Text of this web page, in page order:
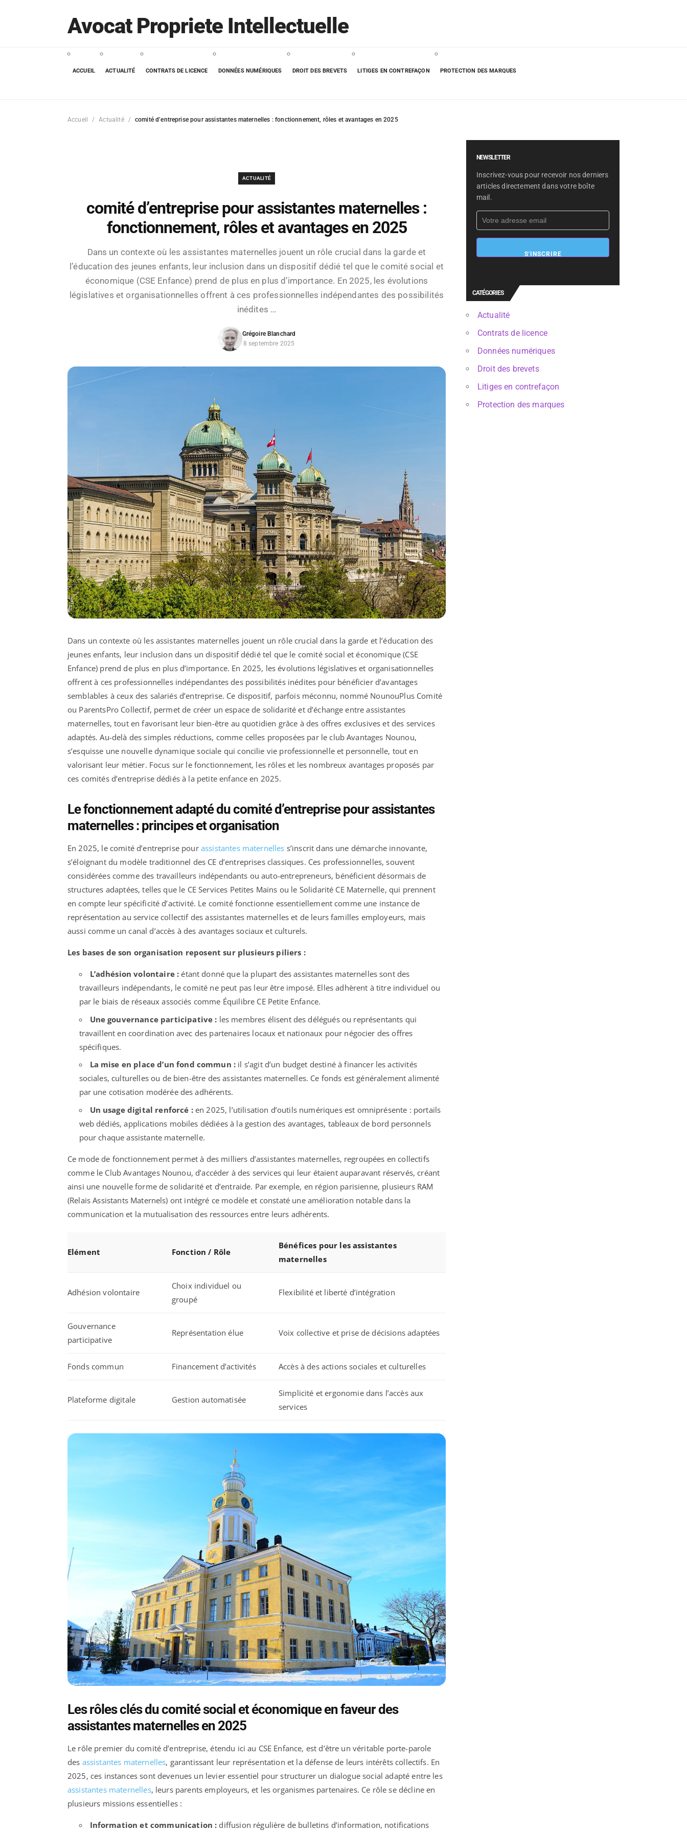
Avocat Propriete Intellectuelle
ACCUEIL ACTUALITÉ CONTRATS DE LICENCE DONNÉES NUMÉRIQUES DROIT DES BREVETS LITIGES EN CONTREFAÇON PROTECTION DES MARQUES
Accueil Actualité comité d’entreprise pour assistantes maternelles : fonctionnement, rôles et avantages en 2025
ACTUALITÉ
comité d’entreprise pour assistantes maternelles :
fonctionnement, rôles et avantages en 2025
Dans un contexte où les assistantes maternelles jouent un rôle crucial dans la garde et
l’éducation des jeunes enfants, leur inclusion dans un dispositif dédié tel que le comité social et
économique (CSE Enfance) prend de plus en plus d’importance. En 2025, les évolutions
législatives et organisationnelles offrent à ces professionnelles indépendantes des possibilités
inédites …
Grégoire Blanchard
8 septembre 2025
Dans un contexte où les assistantes maternelles jouent un rôle crucial dans la garde et l’éducation des
jeunes enfants, leur inclusion dans un dispositif dédié tel que le comité social et économique (CSE
Enfance) prend de plus en plus d’importance. En 2025, les évolutions législatives et organisationnelles
offrent à ces professionnelles indépendantes des possibilités inédites pour bénéficier d’avantages
semblables à ceux des salariés d’entreprise. Ce dispositif, parfois méconnu, nommé NounouPlus Comité
ou ParentsPro Collectif, permet de créer un espace de solidarité et d’échange entre assistantes
maternelles, tout en favorisant leur bien-être au quotidien grâce à des offres exclusives et des services
adaptés. Au-delà des simples réductions, comme celles proposées par le club Avantages Nounou,
s’esquisse une nouvelle dynamique sociale qui concilie vie professionnelle et personnelle, tout en
valorisant leur métier. Focus sur le fonctionnement, les rôles et les nombreux avantages proposés par
ces comités d’entreprise dédiés à la petite enfance en 2025.
Le fonctionnement adapté du comité d’entreprise pour assistantes
maternelles : principes et organisation
En 2025, le comité d’entreprise pour assistantes maternelles s’inscrit dans une démarche innovante,
s’éloignant du modèle traditionnel des CE d’entreprises classiques. Ces professionnelles, souvent
considérées comme des travailleurs indépendants ou auto-entrepreneurs, bénéficient désormais de
structures adaptées, telles que le CE Services Petites Mains ou le Solidarité CE Maternelle, qui prennent
en compte leur spécificité d’activité. Le comité fonctionne essentiellement comme une instance de
représentation au service collectif des assistantes maternelles et de leurs familles employeurs, mais
aussi comme un canal d’accès à des avantages sociaux et culturels.
Les bases de son organisation reposent sur plusieurs piliers :
L’adhésion volontaire : étant donné que la plupart des assistantes maternelles sont des
travailleurs indépendants, le comité ne peut pas leur être imposé. Elles adhèrent à titre individuel ou
par le biais de réseaux associés comme Équilibre CE Petite Enfance.
Une gouvernance participative : les membres élisent des délégués ou représentants qui
travaillent en coordination avec des partenaires locaux et nationaux pour négocier des offres
spécifiques.
La mise en place d’un fond commun : il s’agit d’un budget destiné à financer les activités
sociales, culturelles ou de bien-être des assistantes maternelles. Ce fonds est généralement alimenté
par une cotisation modérée des adhérents.
Un usage digital renforcé :en 2025, l’utilisation d’outils numériques est omniprésente : portails
web dédiés, applications mobiles dédiées à la gestion des avantages, tableaux de bord personnels
pour chaque assistante maternelle.
Ce mode de fonctionnement permet à des milliers d’assistantes maternelles, regroupées en collectifs
comme le Club Avantages Nounou, d’accéder à des services qui leur étaient auparavant réservés, créant
ainsi une nouvelle forme de solidarité et d’entraide. Par exemple, en région parisienne, plusieurs RAM
(Relais Assistants Maternels) ont intégré ce modèle et constaté une amélioration notable dans la
communication et la mutualisation des ressources entre leurs adhérents.
Elément Fonction / Rôle
Bénéfices pour les assistantes
maternelles
Adhésion volontaire
Choix individuel ou
groupé
Flexibilité et liberté d’intégration
Gouvernance
participative
Représentation élue Voix collective et prise de décisions adaptées
Fonds commun Financement d’activités Accès à des actions sociales et culturelles
Plateforme digitale Gestion automatisée
Simplicité et ergonomie dans l’accès aux
services
Les rôles clés du comité social et économique en faveur des
assistantes maternelles en 2025
Le rôle premier du comité d’entreprise, étendu ici au CSE Enfance, est d’être un véritable porte-parole
des assistantes maternelles, garantissant leur représentation et la défense de leurs intérêts collectifs. En
2025, ces instances sont devenues un levier essentiel pour structurer un dialogue social adapté entre les
assistantes maternelles, leurs parents employeurs, et les organismes partenaires. Ce rôle se décline en
plusieurs missions essentielles :
Information et communication : diffusion régulière de bulletins d’information, notifications
NEWSLETTER
Inscrivez-vous pour recevoir nos derniers
articles directement dans votre boîte
mail.
S'INSCRIRE
CATÉGORIES
Actualité
Contrats de licence
Données numériques
Droit des brevets
Litiges en contrefaçon
Protection des marques